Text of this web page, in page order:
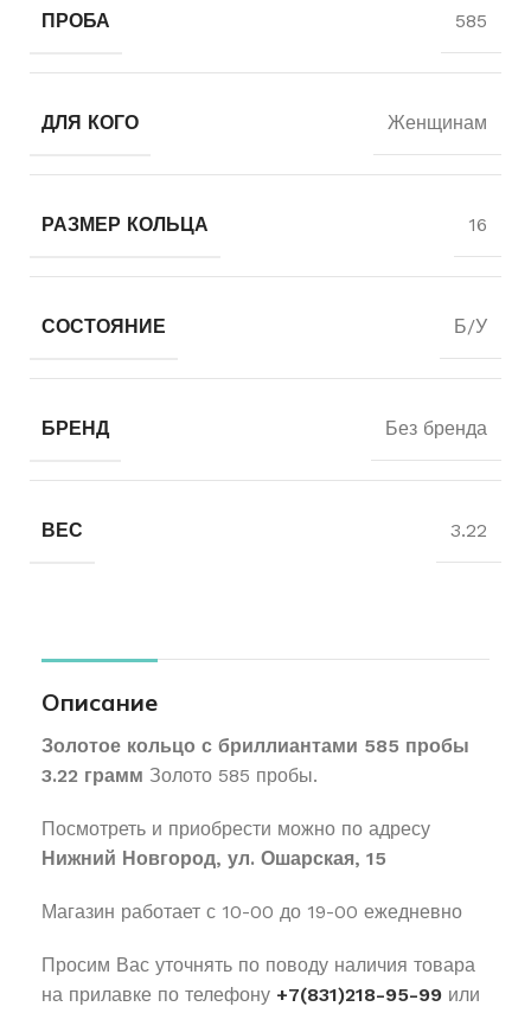
ПРОБА 585
ДЛЯ КОГО Женщинам
РАЗМЕР КОЛЬЦА 16
СОСТОЯНИЕ Б/У
БРЕНД Без бренда
ВЕС 3.22
Описание
Золотое кольцо с бриллиантами 585 пробы
3.22 грамм Золото 585 пробы.
Посмотреть и приобрести можно по адресу
Нижний Новгород, ул. Ошарская, 15
Магазин работает с 10-00 до 19-00 ежедневно
Просим Вас уточнять по поводу наличия товара
на прилавке по телефону +7(831)218-95-99 или